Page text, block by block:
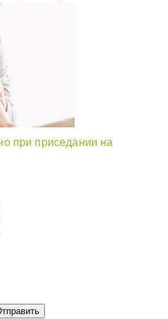
при приседании на